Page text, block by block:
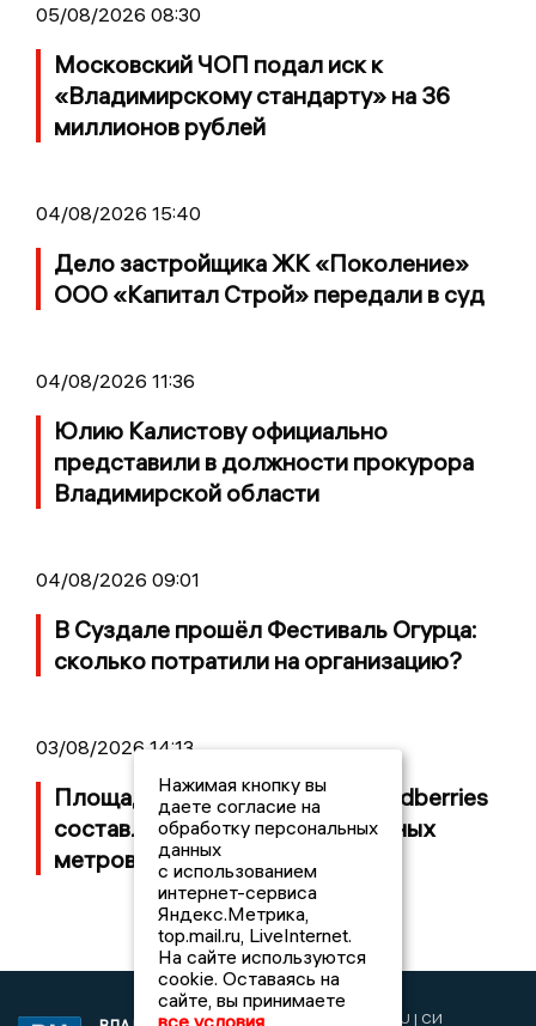
05/08/2026 08:30
Московский ЧОП подал иск к
«Владимирскому стандарту» на 36
миллионов рублей
04/08/2026 15:40
Дело застройщика ЖК «Поколение»
ООО «Капитал Строй» передали в суд
04/08/2026 11:36
Юлию Калистову официально
представили в должности прокурора
Владимирской области
04/08/2026 09:01
В Суздале прошёл Фестиваль Огурца:
сколько потратили на организацию?
03/08/2026 14:13
Площадь пожара на складе Wildberries
составляет 100 тысяч квадратных
метров
2017 © NEWSVLADIMIR.RU | СИ
Нажимая кнопку вы
даете согласие на
обработку персональных
данных
с использованием
интернет-сервиса
Яндекс.Метрика,
top.mail.ru, LiveInternet.
На сайте используются
cookie. Оставаясь на
сайте, вы принимаете
все условия